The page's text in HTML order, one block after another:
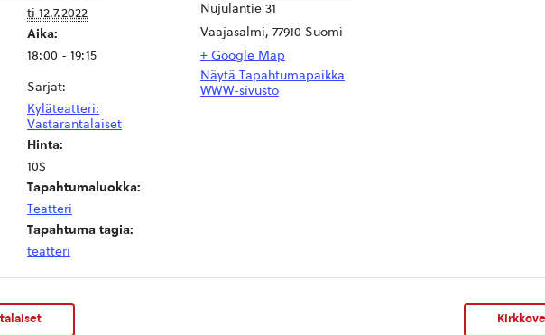
ti 12.7.2022
Aika:
18:00 - 19:15
Sarjat:
Kyläteatteri:
Vastarantalaiset
Hinta:
10$
Tapahtumaluokka:
Teatteri
Tapahtuma tagia:
teatteri
Nujulantie 31
Vaajasalmi, 77910 Suomi
+ Google Map
Näytä Tapahtumapaikka
WWW-sivusto